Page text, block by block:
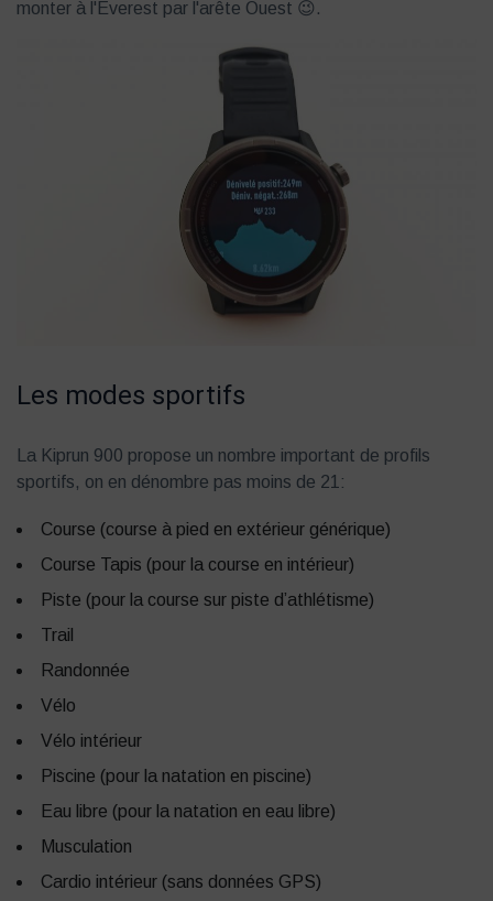
monter à l'Everest par l'arête Ouest 😉.
Les modes sportifs
La Kiprun 900 propose un nombre important de profils
sportifs, on en dénombre pas moins de 21:
Course (course à pied en extérieur générique)
Course Tapis (pour la course en intérieur)
Piste (pour la course sur piste d’athlétisme)
Trail
Randonnée
Vélo
Vélo intérieur
Piscine (pour la natation en piscine)
Eau libre (pour la natation en eau libre)
Musculation
Cardio intérieur (sans données GPS)